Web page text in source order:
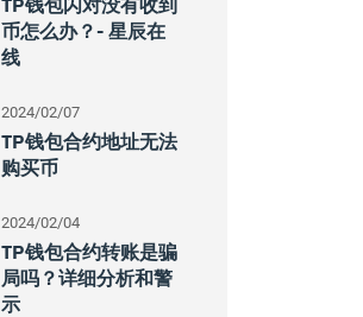
TP钱包闪对没有收到
币怎么办？- 星辰在
线
2024/02/07
TP钱包合约地址无法
购买币
2024/02/04
TP钱包合约转账是骗
局吗？详细分析和警
示